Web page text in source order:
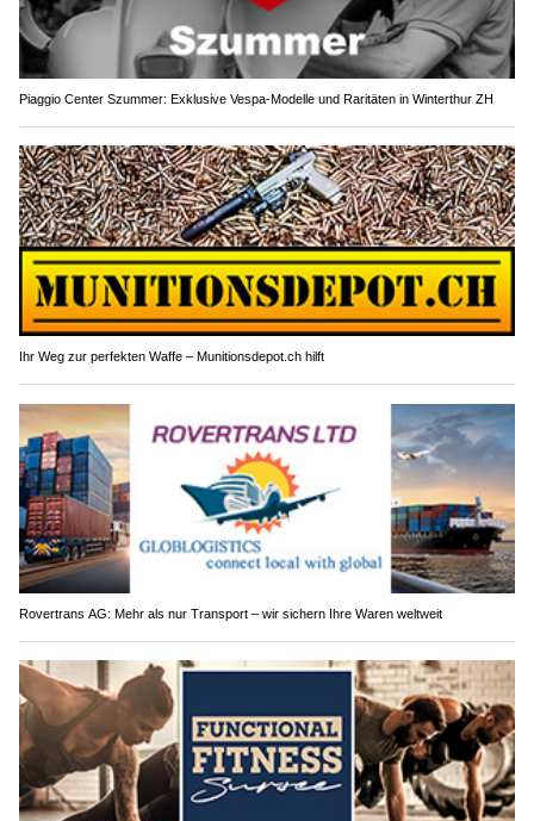
Piaggio Center Szummer: Exklusive Vespa-Modelle und Raritäten in Winterthur ZH
Ihr Weg zur perfekten Waffe – Munitionsdepot.ch hilft
Rovertrans AG: Mehr als nur Transport – wir sichern Ihre Waren weltweit